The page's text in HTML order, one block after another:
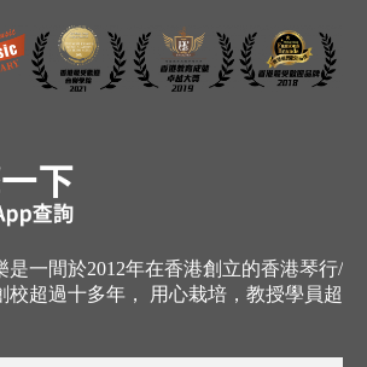
是一間於2012年在香港創立的香港琴行/
校超過十多年， 用心栽培，教授學員超